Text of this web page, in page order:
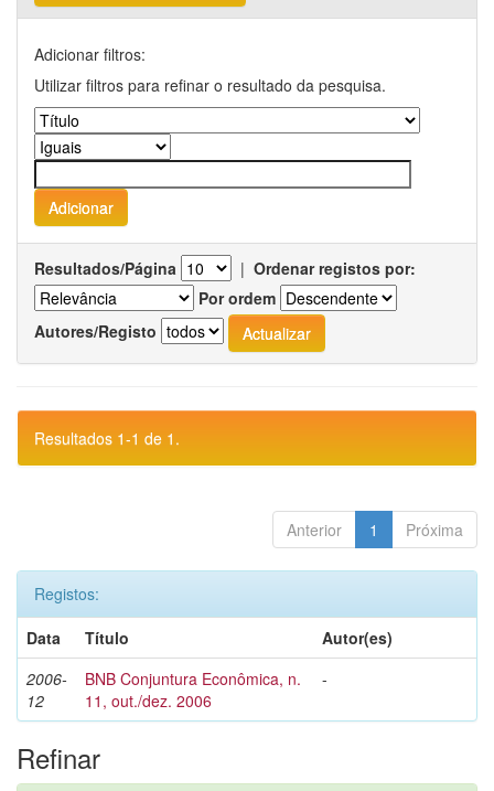
Adicionar filtros:
Utilizar filtros para refinar o resultado da pesquisa.
Resultados/Página | Ordenar registos por:
Por ordem
Autores/Registo
Resultados 1-1 de 1.
Anterior 1 Próxima
Registos:
Data
Título
Autor(es)
2006-
12
BNB Conjuntura Econômica, n.
11, out./dez. 2006
-
Refinar